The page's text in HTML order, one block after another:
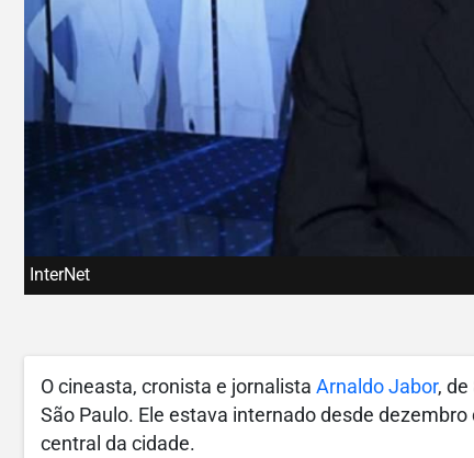
InterNet
O cineasta, cronista e jornalista Arnaldo Jabor,
São Paulo. Ele estava internado desde
central da cidade.